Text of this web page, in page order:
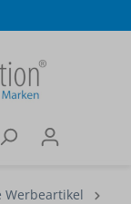
25 70
Werbeartikel